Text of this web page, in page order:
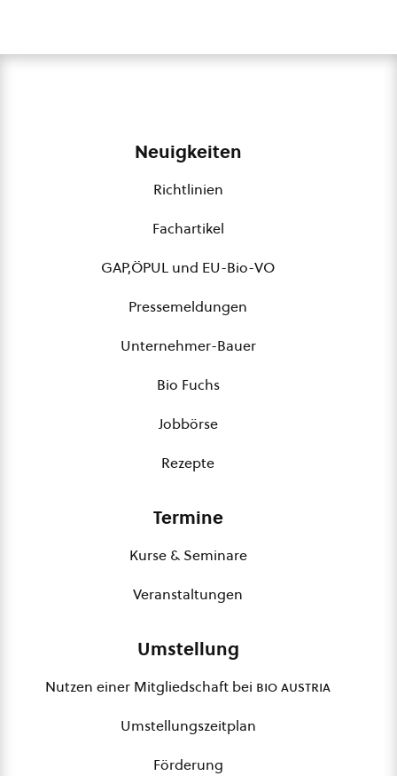
Neuigkeiten
Richtlinien
Fachartikel
GAP,ÖPUL und EU-Bio-VO
Pressemeldungen
Unternehmer-Bauer
Bio Fuchs
Jobbörse
Rezepte
Termine
Kurse & Seminare
Veranstaltungen
Umstellung
Nutzen einer Mitgliedschaft bei bio austria
Umstellungszeitplan
Förderung